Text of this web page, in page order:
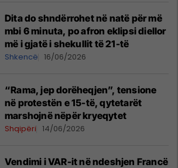
Dita do shndërrohet në natë për më
mbi 6 minuta, po afron eklipsi diellor
më i gjatë i shekullit të 21-të
Shkencë 16/06/2026
“Rama, jep dorëheqjen”, tensione
në protestën e 15-të, qytetarët
marshojnë nëpër kryeqytet
Shqipëri 14/06/2026
Vendimi i VAR-it në ndeshjen Francë